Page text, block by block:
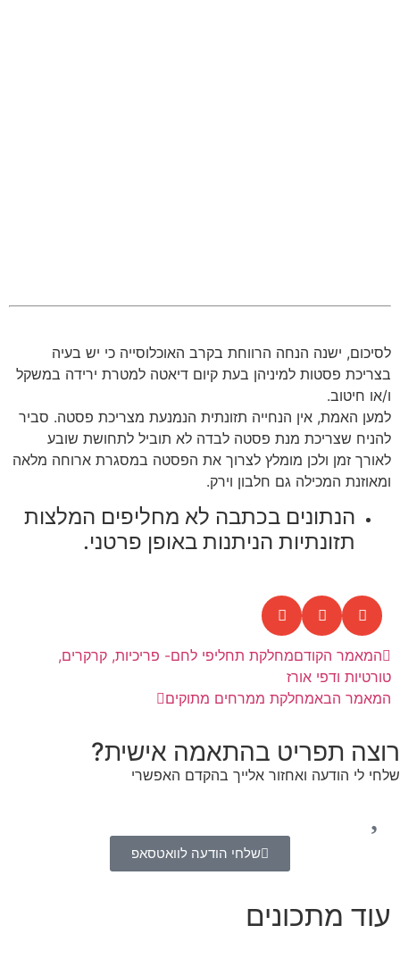
לסיכום, ישנה הנחה הרווחת בקרב האוכלוסייה כי יש בעיה
בצריכת פסטות למיניהן בעת קיום דיאטה למטרת ירידה במשקל
ו/או חיטוב.
למען האמת, אין הנחייה תזונתית הנמנעת מצריכת פסטה. סביר
להניח שצריכת מנת פסטה לבדה לא תוביל לתחושת שובע
לאורך זמן ולכן מומלץ לצרוך את הפסטה במסגרת ארוחה מלאה
ומאוזנת המכילה גם חלבון וירק.
הנתונים בכתבה לא מחליפים המלצות
תזונתיות הניתנות באופן פרטני.
המאמר הקודםמחלקת תחליפי לחם- פריכיות, קרקרים,
טורטיות ודפי אורז
המאמר הבאמחלקת ממרחים מתוקים
רוצה תפריט בהתאמה אישית?
שלחי לי הודעה ואחזור אלייך בהקדם האפשרי
שלחי הודעה לוואטסאפ
עוד מתכונים